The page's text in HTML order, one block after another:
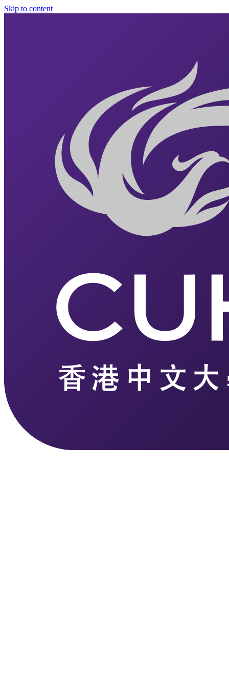
Skip to content